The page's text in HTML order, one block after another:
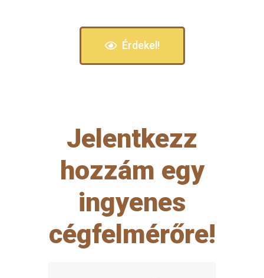
Érdekel!
Jelentkezz
hozzám egy
ingyenes
cégfelmérőre!